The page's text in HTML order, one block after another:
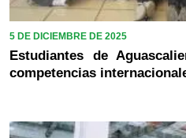
5 DE DICIEMBRE DE 2025
Estudiantes de
competencias